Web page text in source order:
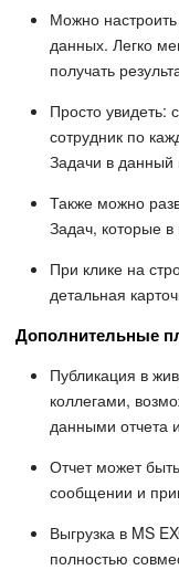
Можно
данных. Легко
получать
Просто увидеть:
сотрудник по
Задачи в
Также можно
Задач, которые в
При клике на
детальная
Дополнительные
Публикация в
коллегами,
данными отчета
Отчет может
сообщении и
Выгрузка в MS
полностью